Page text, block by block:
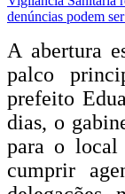
denúncias podem
A abertura
palco
prefeito
dias, o
para o local
cumprir